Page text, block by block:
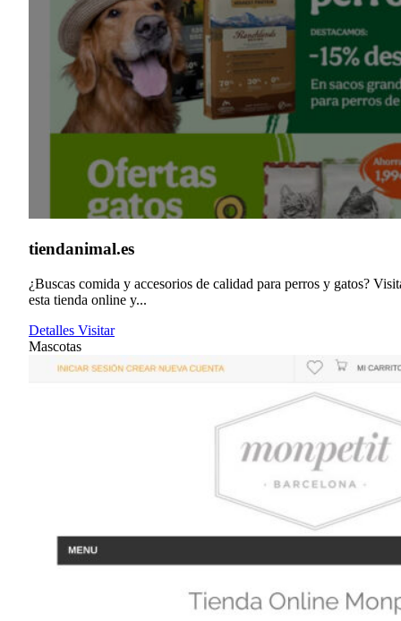
tiendanimal.es
¿Buscas comida y accesorios de calidad para perros y gatos?
esta tienda online y...
Detalles Visitar
Mascotas